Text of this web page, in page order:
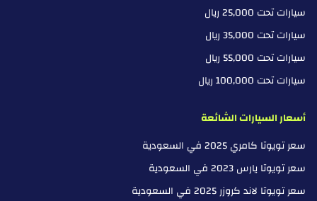
سيارات تحت 25,000 ريال
سيارات تحت 35,000 ريال
سيارات تحت 55,000 ريال
سيارات تحت 100,000 ريال
أسعار السيارات الشائعة
سعر تويوتا كامري 2025 في السعودية
سعر تويوتا يارس 2023 في السعودية
سعر تويوتا لاند كروزر 2025 في السعودية